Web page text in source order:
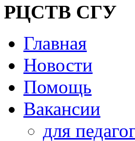
РЦСТВ СГУ
Главная
Новости
Помощь
Вакансии
для